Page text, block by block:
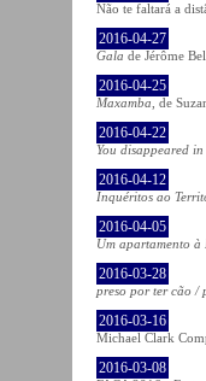
Não te faltará a
2016-04-27
Gala de Jérôme
2016-04-25
Maxamba , de
2016-04-22
You disappeared
2016-04-12
Inquéritos ao
2016-04-05
Um apartamento à
2016-03-28
preso por ter cão /
2016-03-16
Michael Clark
2016-03-08